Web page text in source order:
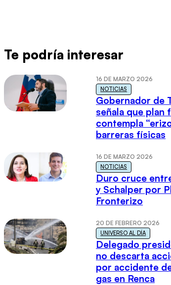
Te podría interesar
16 DE MARZO 2026
NOTICIAS
Gobernador de
señala que plan
contempla
barreras físicas
16 DE MARZO 2026
NOTICIAS
Duro cruce
y Schalper por
Fronterizo
20 DE FEBRERO 2026
UNIVERSO AL DÍA
Delegado
no descarta
por accidente
gas en Renca